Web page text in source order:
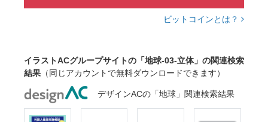
ビットコインとは？
イラストACグループサイトの「地球-03-立体」の関連検索
結果 （同じアカウントで無料ダウンロードできます）
デザインACの「地球」関連検索結果